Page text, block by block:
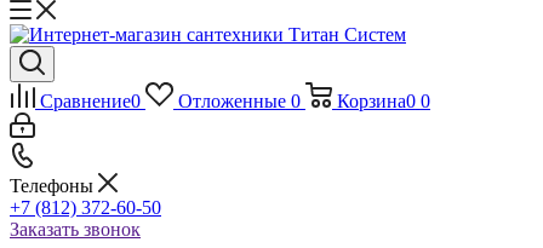
Сравнение0 Отложенные 0 Корзина0 0
Телефоны
+7 (812) 372-60-50
Заказать звонок